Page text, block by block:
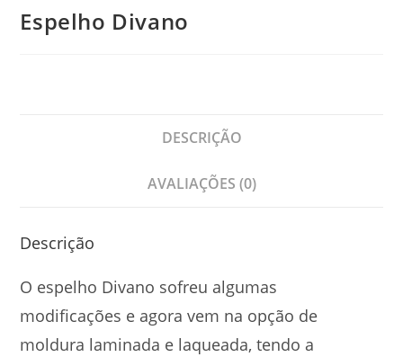
Espelho Divano
DESCRIÇÃO
AVALIAÇÕES (0)
Descrição
O espelho Divano sofreu algumas
modificações e agora vem na opção de
moldura laminada e laqueada, tendo a